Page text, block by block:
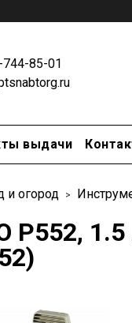
85-01
выдачи
и огород
P552,